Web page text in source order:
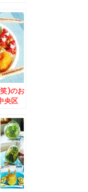
)のお
央区
がたす